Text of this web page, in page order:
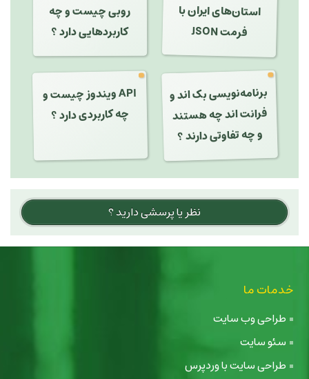
استان‌های ایران با
فرمت JSON
روبی چیست و چه
کاربردهایی دارد ؟
برنامه‌نویسی بک اند و
فرانت اند چه هستند
و چه تفاوتی دارند ؟
API ویندوز چیست و
چه کاربردی دارد ؟
نظر یا پرسشی دارید ؟
خدمات ما
طراحی وب سایت
سئو سایت
طراحی سایت با وردپرس